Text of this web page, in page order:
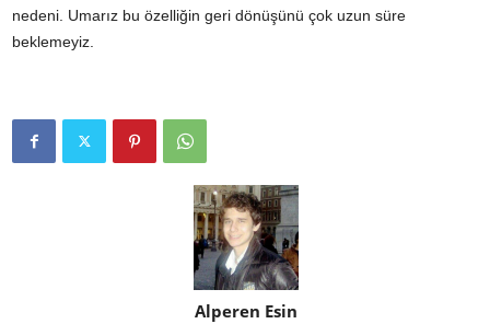
nedeni. Umarız bu özelliğin geri dönüşünü çok uzun süre
beklemeyiz.
Alperen Esin